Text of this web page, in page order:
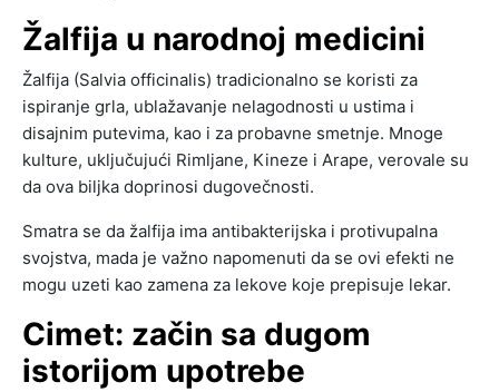
Žalfija u narodnoj medicini
Žalfija (Salvia officinalis) tradicionalno se koristi za
ispiranje grla, ublažavanje nelagodnosti u ustima i
disajnim putevima, kao i za probavne smetnje. Mnoge
kulture, uključujući Rimljane, Kineze i Arape, verovale su
da ova biljka doprinosi dugovečnosti.
Smatra se da žalfija ima antibakterijska i protivupalna
svojstva, mada je važno napomenuti da se ovi efekti ne
mogu uzeti kao zamena za lekove koje prepisuje lekar.
Cimet: začin sa dugom
istorijom upotrebe